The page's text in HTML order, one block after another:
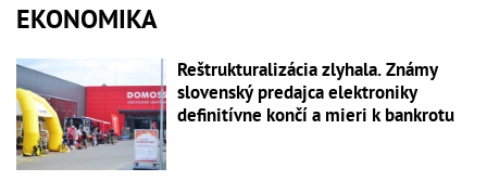
EKONOMIKA
Reštrukturalizácia zlyhala. Známy
slovenský predajca elektroniky
definitívne končí a mieri k bankrotu